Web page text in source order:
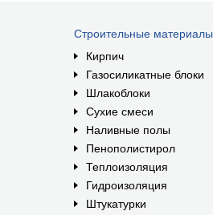
Строительные материалы
Кирпич
Газосиликатные блоки
Шлакоблоки
Сухие смеси
Наливные полы
Пенополистирол
Теплоизоляция
Гидроизоляция
Штукатурки